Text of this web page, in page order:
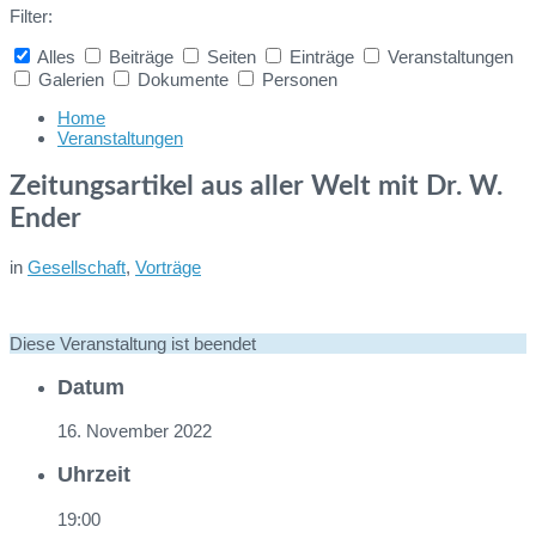
Filter:
Alles
Beiträge Seiten Einträge
Veranstaltungen
Galerien
Dokumente Personen
search
Home
Veranstaltungen
Zeitungsartikel aus aller Welt mit Dr. W.
Ender
in Gesellschaft, Vorträge
Diese Veranstaltung ist beendet
Datum
16. November 2022
Uhrzeit
19:00